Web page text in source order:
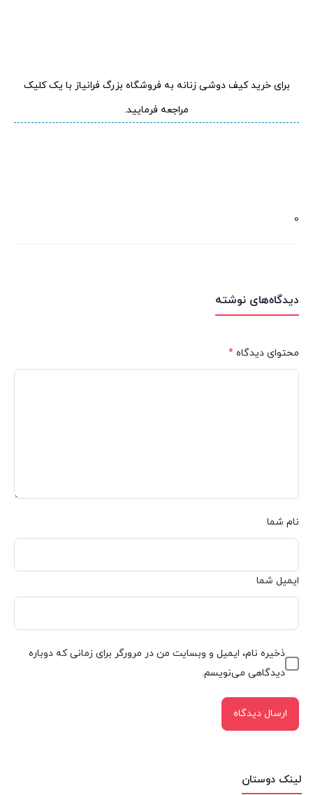
لینک دوستان
برای خرید کیف دوشی زنانه به فروشگاه بزرگ فرانیاز با یک کلیک
مراجعه فرمایید.
0
دیدگاه‌های نوشته
محتوای دیدگاه *
نام شما
ایمیل شما
ذخیره نام، ایمیل و وبسایت من در مرورگر برای زمانی که دوباره
دیدگاهی می‌نویسم.